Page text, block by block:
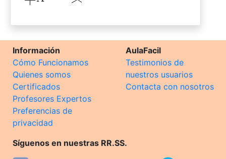
Información
Cómo Funcionamos
Quienes somos
Certificados
Profesores Expertos
Preferencias de
privacidad
AulaFacil
Testimonios de
nuestros usuarios
Contacta con nosotros
Síguenos en nuestras RR.SS.